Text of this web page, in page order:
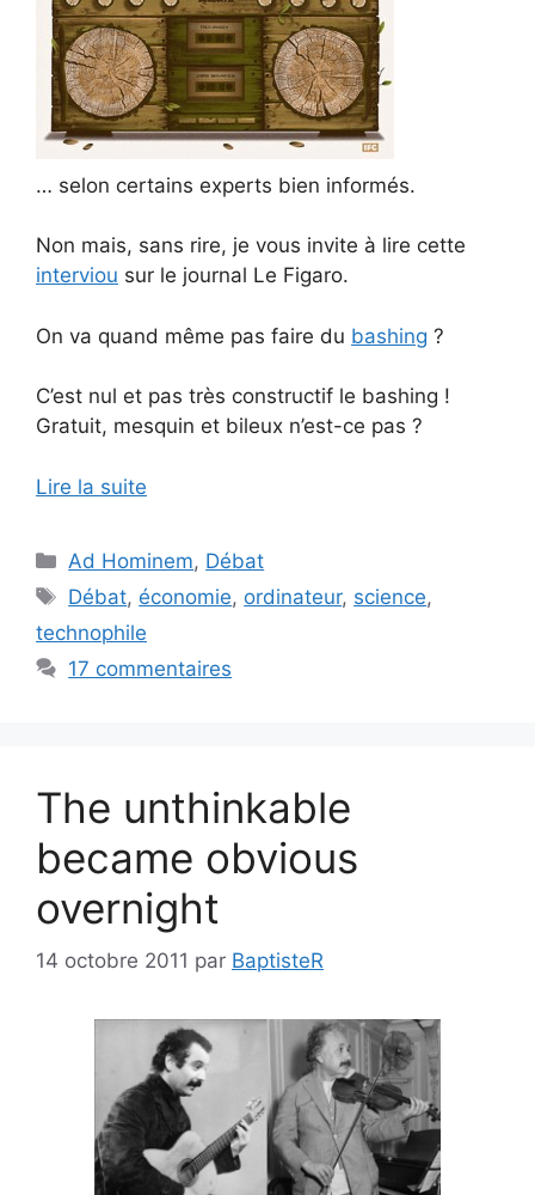
… selon certains experts bien informés.
Non mais, sans rire, je vous invite à lire cette
interviou sur le journal Le Figaro.
On va quand même pas faire du bashing ?
C’est nul et pas très constructif le bashing !
Gratuit, mesquin et bileux n’est-ce pas ?
Lire la suite
Catégories
Ad Hominem, Débat
Étiquettes
Débat, économie, ordinateur, science,
technophile
17 commentaires
The unthinkable
became obvious
overnight
14 octobre 2011 par BaptisteR